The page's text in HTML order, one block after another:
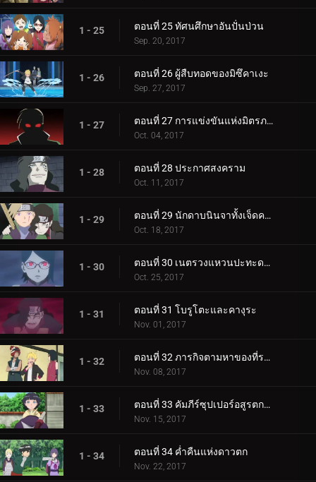
1 - 25 ตอนที่ 25 ทัศนศึกษาอันปั่นป่วน
Sep. 20, 2017
1 - 26 ตอนที่ 26 ผู้สืบทอดของมิซึคาเงะ
Sep. 27, 2017
1 - 27 ตอนที่ 27 การแข่งขันแห่งมิตรภาพของชิโนบิ
Oct. 04, 2017
1 - 28 ตอนที่ 28 ประกาศสงคราม
Oct. 11, 2017
1 - 29 ตอนที่ 29 นักดาบนินจาทั้งเจ็ดคนใหม่!
Oct. 18, 2017
1 - 30 ตอนที่ 30 เนตรวงแหวนปะทะดาบสายฟ้า เขี้ยวคิบะ!
Oct. 25, 2017
1 - 31 ตอนที่ 31 โบรูโตะและคางุระ
Nov. 01, 2017
1 - 32 ตอนที่ 32 ภารกิจตามหาของที่ระลึก
Nov. 08, 2017
1 - 33 ตอนที่ 33 คัมภีร์ซุปเปอร์อสูรตกต่ำ!
Nov. 15, 2017
1 - 34 ตอนที่ 34 ค่ำคืนแห่งดาวตก
Nov. 22, 2017